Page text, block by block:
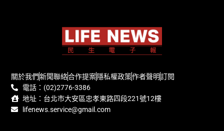
關於我們新聞聯絡合作提案隱私權政策作者聲明訂閱
電話：(02)2776-3386
地址：台北市大安區忠孝東路四段221號12樓
lifenews.service@gmail.com